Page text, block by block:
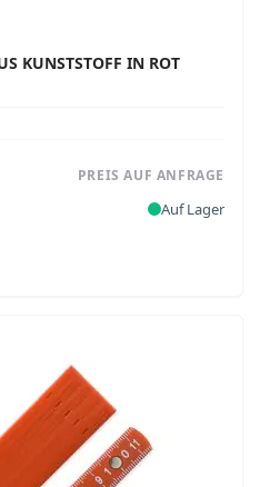
KUNSTSTOFF IN ROT
PREIS AUF ANFRAGE
Auf Lager